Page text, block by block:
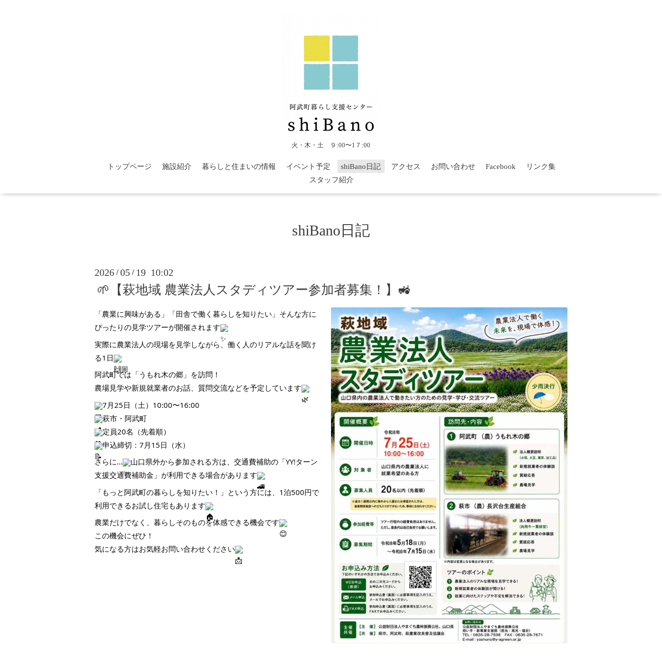
火・木・土 ９:00〜1７:00
トップページ 施設紹介 暮らしと住まいの情報 イベント予定 shiBano日記 アクセス お問い合わせ Facebook
リンク集
スタッフ紹介
shiBano日記
2026 /05 / 19 10:02
🌱【萩地域 農業法人スタディツアー参加者募集！】🚜
「農業に興味がある」「田舎で働く暮らしを知りたい」そんな方に
ぴったりの見学ツアーが開催されます
実際に農業法人の現場を見学しながら、働く人のリアルな話を聞け
る1日
阿武町では「うもれ木の郷」を訪問！
農場見学や新規就業者のお話、質問交流などを予定しています
7月25日（土）10:00〜16:00
萩市・阿武町
定員20名（先着順）
申込締切：7月15日（水）
さらに…
山口県外から参加される方は、交通費補助の「YY!ターン
支援交通費補助金」が利用できる場合があります
「もっと阿武町の暮らしを知りたい！」という方には、1泊500円で
利用できるお試し住宅もあります
農業だけでなく、暮らしそのものを体感できる機会です
この機会にぜひ！
気になる方はお気軽お問い合わせください